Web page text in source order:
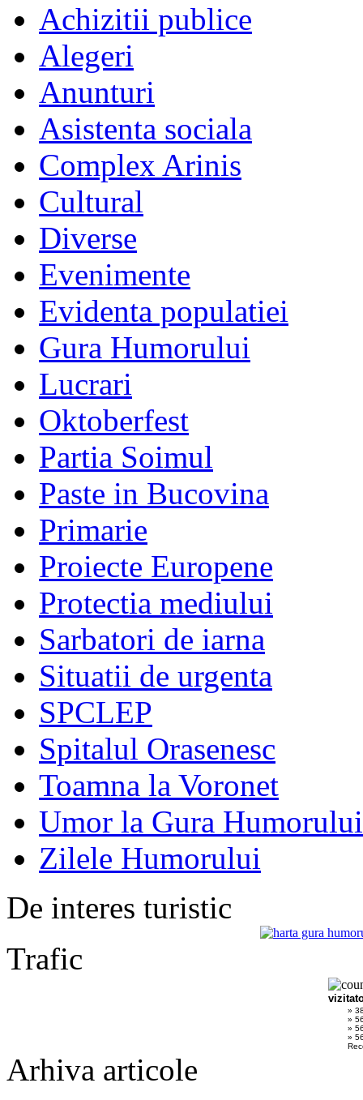
Achizitii publice
Alegeri
Anunturi
Asistenta sociala
Complex Arinis
Cultural
Diverse
Evenimente
Evidenta populatiei
Gura Humorului
Lucrari
Oktoberfest
Partia Soimul
Paste in Bucovina
Primarie
Proiecte Europene
Protectia mediului
Sarbatori de iarna
Situatii de urgenta
SPCLEP
Spitalul Orasenesc
Toamna la Voronet
Umor la Gura Humorului
Zilele Humorului
De interes turistic
Trafic
»
»
»
»
Arhiva articole